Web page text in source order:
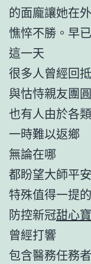
的面龐讓她在
憔悴不勝。早
這一天
很多人曾經回
與怙恃親友團圓
也有人由於各
一時難以返鄉
無論在哪
都盼望大師平
特殊值得一提
防控新冠甜心
曾經打響
包含醫務任務